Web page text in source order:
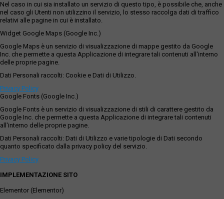
Nel caso in cui sia installato un servizio di questo tipo, è possibile che, anche
nel caso gli Utenti non utilizzino il servizio, lo stesso raccolga dati di traffico
relativi alle pagine in cui è installato.
Widget Google Maps (Google Inc.)
Google Maps è un servizio di visualizzazione di mappe gestito da Google
Inc. che permette a questa Applicazione di integrare tali contenuti all'interno
delle proprie pagine.
Dati Personali raccolti: Cookie e Dati di Utilizzo.
Privacy Policy
Google Fonts (Google Inc.)
Google Fonts è un servizio di visualizzazione di stili di carattere gestito da
Google Inc. che permette a questa Applicazione di integrare tali contenuti
all'interno delle proprie pagine.
Dati Personali raccolti: Dati di Utilizzo e varie tipologie di Dati secondo
quanto specificato dalla privacy policy del servizio.
Privacy Policy
IMPLEMENTAZIONE SITO
Elementor (Elementor)